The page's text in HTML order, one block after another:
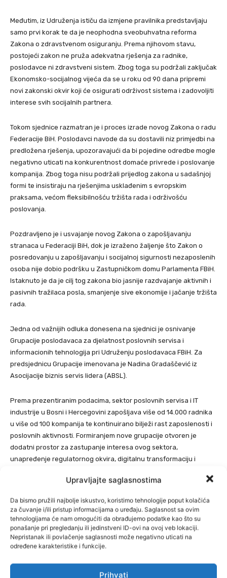
Upravljajte saglasnostima
Da bismo pružili najbolje iskustvo, koristimo tehnologije poput kolačića
za čuvanje i/ili pristup informacijama o uređaju. Saglasnost sa ovim
tehnologijama će nam omogućiti da obrađujemo podatke kao što su
ponašanje pri pregledanju ili jedinstveni ID-ovi na ovoj veb lokaciji.
Nepristanak ili povlačenje saglasnosti može negativno uticati na
određene karakteristike i funkcije.
Prihvati
Međutim, iz Udruženja ističu da izmjene pravilnika predstavljaju
samo prvi korak te da je neophodna sveobuhvatna reforma
Zakona o zdravstvenom osiguranju. Prema njihovom stavu,
postojeći zakon ne pruža adekvatna rješenja za radnike,
poslodavce ni zdravstveni sistem. Zbog toga su podržali zaključak
Ekonomsko-socijalnog vijeća da se u roku od 90 dana pripremi
novi zakonski okvir koji će osigurati održivost sistema i zadovoljiti
interese svih socijalnih partnera.
Tokom sjednice razmatran je i proces izrade novog Zakona o radu
Federacije BiH. Poslodavci navode da su dostavili niz primjedbi na
predložena rješenja, upozoravajući da bi pojedine odredbe mogle
negativno uticati na konkurentnost domaće privrede i poslovanje
kompanija. Zbog toga nisu podržali prijedlog zakona u sadašnjoj
formi te insistiraju na rješenjima usklađenim s evropskim
praksama, većom fleksibilnošću tržišta rada i održivošću
poslovanja.
Pozdravljeno je i usvajanje novog Zakona o zapošljavanju
stranaca u Federaciji BiH, dok je izraženo žaljenje što Zakon o
posredovanju u zapošljavanju i socijalnoj sigurnosti nezaposlenih
osoba nije dobio podršku u Zastupničkom domu Parlamenta FBiH.
Istaknuto je da je cilj tog zakona bio jasnije razdvajanje aktivnih i
pasivnih tražilaca posla, smanjenje sive ekonomije i jačanje tržišta
rada.
Jedna od važnijih odluka donesena na sjednici je osnivanje
Grupacije poslodavaca za djelatnost poslovnih servisa i
informacionih tehnologija pri Udruženju poslodavaca FBiH. Za
predsjednicu Grupacije imenovana je Nadina Gradaščević iz
Asocijacije biznis servis lidera (ABSL).
Prema prezentiranim podacima, sektor poslovnih servisa i IT
industrije u Bosni i Hercegovini zapošljava više od 14.000 radnika
u više od 100 kompanija te kontinuirano bilježi rast zaposlenosti i
poslovnih aktivnosti. Formiranjem nove grupacije otvoren je
dodatni prostor za zastupanje interesa ovog sektora,
unapređenje regulatornog okvira, digitalnu transformaciju i
poručio je da će nova grupacija doprinijeti razmjeni znanja,
razvoju partnerstava i jačanju ekonomije zasnovane na
inovacijama, znanju i savremenim tehnologijama, te biti važan
partner institucijama u procesima digitalne transformacije i